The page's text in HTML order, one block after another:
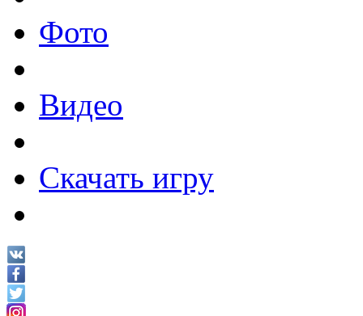
Фото
Видео
Скачать игру